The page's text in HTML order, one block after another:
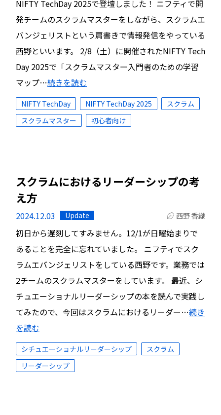
NIFTY TechDay 2025で登壇しました！ ニフティで開
発チームのスクラムマスターをしながら、スクラムエ
バンジェリストという肩書きで情報発信をやっている
西野といいます。 2/8（土）に開催されたNIFTY Tech
Day 2025で「スクラムマスター入門者のための学習
マップ…続きを読む
NIFTY TechDay NIFTY TechDay 2025
スクラム
スクラムマスター
初心者向け
スクラムにおけるリーダーシップの考
え方
2024.12.03 Update 西野 香織
初日から遅刻してすみません。12/1が日曜始まりで
あることを完全に忘れていました。 ニフティでスク
ラムエバンジェリストをしている西野です。業務では
2チームのスクラムマスターをしています。 最近、シ
チュエーショナルリーダーシップの本を読んで実践し
てみたので、今回はスクラムにおけるリーダー…続き
を読む
シチュエーショナルリーダーシップ
スクラム
リーダーシップ